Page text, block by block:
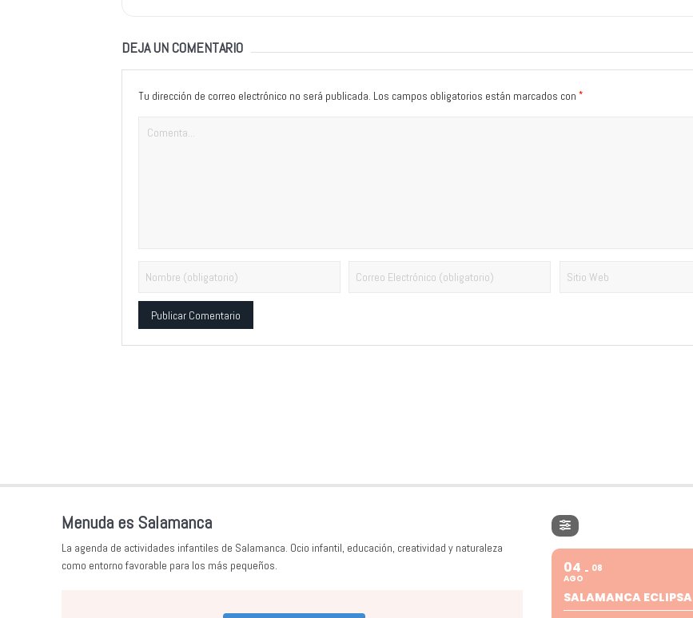
DEJA UN COMENTARIO
Tu dirección de correo electrónico no será publicada. Los campos obligatorios están marcados con *
Menuda es Salamanca
La agenda de actividades infantiles de Salamanca. Ocio infantil, educación, creatividad y naturaleza
como entorno favorable para los más pequeños.
04
AGO
08
SALAMANCA ECLIPSA